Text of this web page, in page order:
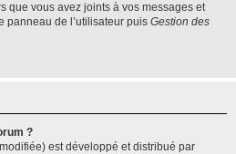
que vous avez joints à vos messages et
panneau de l’utilisateur puis Gestion des
?
est développé et distribué par